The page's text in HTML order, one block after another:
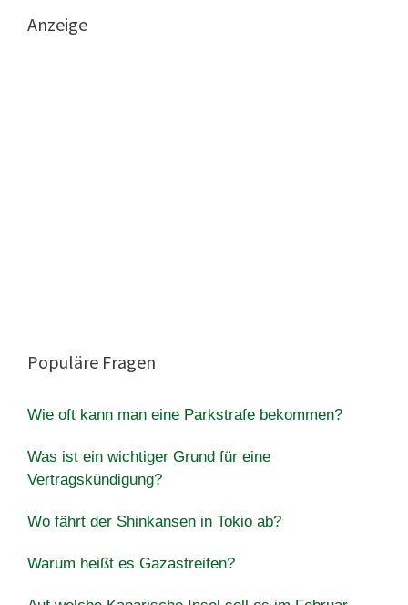
Anzeige
Populäre Fragen
Wie oft kann man eine Parkstrafe bekommen?
Was ist ein wichtiger Grund für eine
Vertragskündigung?
Wo fährt der Shinkansen in Tokio ab?
Warum heißt es Gazastreifen?